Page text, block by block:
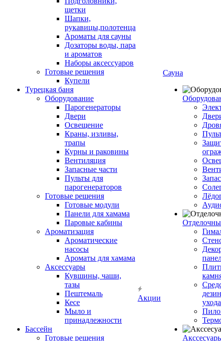
щетки
Шапки,
рукавицы,полотенца
Ароматы для сауны
Дозаторы воды, пара
и ароматов
Наборы аксессуаров
Готовые решения
Купели
Турецкая баня
Оборудование
Парогенераторы
Двери
Освещение
Краны, изливы,
трапы
Курны и раковины
Вентиляция
Запасные части
Пульты для
парогенераторов
Готовые решения
Готовые модули
Панели для хамама
Паровые кабины
Ароматизация
Ароматические
насосы
Ароматы для хамама
Аксессуары
Кувшины, чаши,
тазы
Пештемаль
Кесе
Мыло и
принадлежности
Бассейн
Готовые решения
Акции
Сауна
ухода